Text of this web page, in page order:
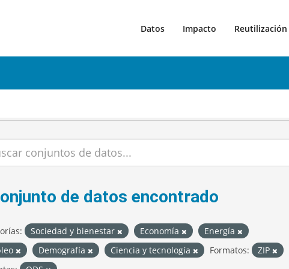
Datos Impacto Reutilización
de datos encontrado
Sociedad y bienestar Economía
Energía
Demografía Ciencia y tecnología Formatos: ZIP